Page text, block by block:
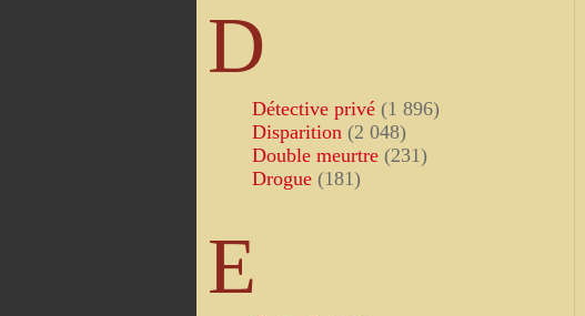
D
Détective privé (1 896)
Disparition (2 048)
Double meurtre (231)
Drogue (181)
E